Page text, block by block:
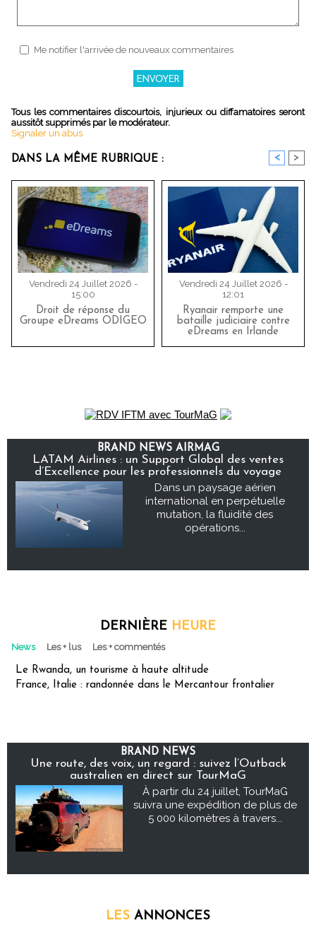
Me notifier l'arrivée de nouveaux commentaires
Tous les commentaires discourtois, injurieux ou diffamatoires seront
aussitôt supprimés par le modérateur.
Signaler un abus
DANS LA MÊME RUBRIQUE : < >
Vendredi 24 Juillet 2026 -
15:00
Droit de réponse du
Groupe eDreams ODIGEO
Vendredi 24 Juillet 2026 -
12:01
Ryanair remporte une
bataille judiciaire contre
eDreams en Irlande
BRAND NEWS AIRMAG
LATAM Airlines : un Support Global des ventes
d’Excellence pour les professionnels du voyage
Dans un paysage aérien
international en perpétuelle
mutation, la fluidité des
opérations...
DERNIÈRE HEURE
News Les + lus Les + commentés
Le Rwanda, un tourisme à haute altitude
France, Italie : randonnée dans le Mercantour frontalier
BRAND NEWS
Une route, des voix, un regard : suivez l’Outback
australien en direct sur TourMaG
À partir du 24 juillet, TourMaG
suivra une expédition de plus de
5 000 kilomètres à travers...
LES ANNONCES